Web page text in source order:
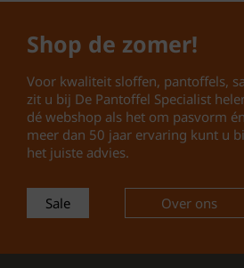
rubberen zool
comfortabel kunt
Voorgevormd
voorgevormde
ondersteunt de
goede houding.
Kleur Goud: De
gouden kleur,
Shop de zomer!
Voor kwaliteit sloffen, pantoffels,
zit u bij De Pantoffel Specialist
dé webshop als het om pasvorm
meer dan 50 jaar ervaring kunt u
het juiste advies.
Sale Over ons